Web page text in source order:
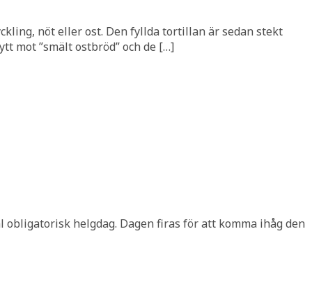
nöt eller ost. Den fyllda tortillan är sedan stekt
mot ”smält ostbröd” och de […]
helgdag. Dagen firas för att komma ihåg den